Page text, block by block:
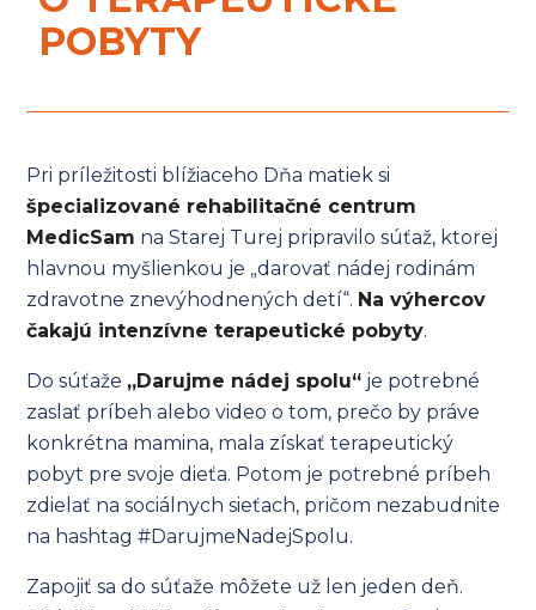
POBYTY
Pri príležitosti blížiaceho Dňa matiek si
špecializované rehabilitačné centrum
MedicSam na Starej Turej pripravilo súťaž, ktorej
hlavnou myšlienkou je „darovať nádej rodinám
zdravotne znevýhodnených detí“. Na výhercov
čakajú intenzívne terapeutické pobyty.
Do súťaže „Darujme nádej spolu“ je potrebné
zaslať príbeh alebo video o tom, prečo by práve
konkrétna mamina, mala získať terapeutický
pobyt pre svoje dieťa. Potom je potrebné príbeh
zdielať na sociálnych sieťach, pričom nezabudnite
na hashtag #DarujmeNadejSpolu.
Zapojiť sa do súťaže môžete už len jeden deň.